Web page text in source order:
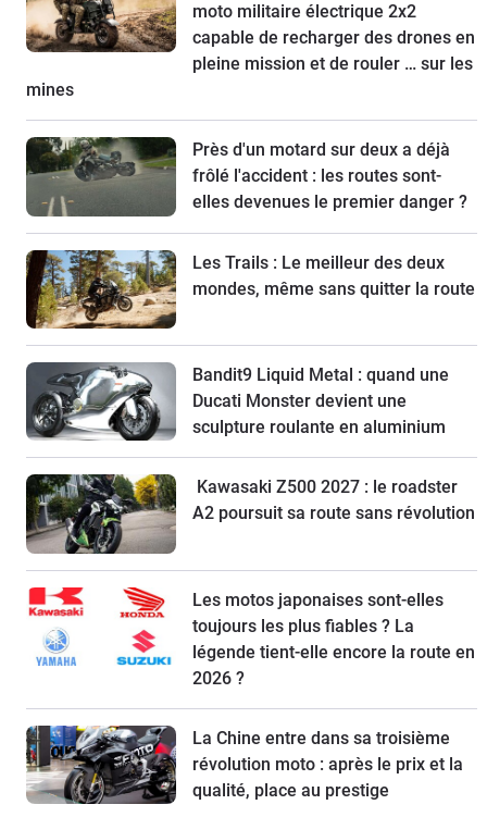
moto militaire électrique 2x2
capable de recharger des drones en
pleine mission et de rouler … sur les
mines
Près d'un motard sur deux a déjà
frôlé l'accident : les routes sont-
elles devenues le premier danger ?
Les Trails : Le meilleur des deux
mondes, même sans quitter la route
Bandit9 Liquid Metal : quand une
Ducati Monster devient une
sculpture roulante en aluminium
Kawasaki Z500 2027 : le roadster
A2 poursuit sa route sans révolution
Les motos japonaises sont-elles
toujours les plus fiables ? La
légende tient-elle encore la route en
2026 ?
La Chine entre dans sa troisième
révolution moto : après le prix et la
qualité, place au prestige